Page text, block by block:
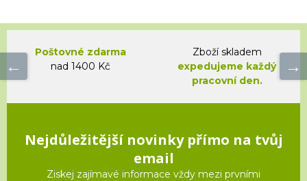
Poštovné zdarma
nad 1400 Kč
Zboží skladem
expedujeme každý
pracovní den.
Nejdůležitější novinky přímo na tvůj
email
Ziskej zajímavé informace vždy mezi prvními